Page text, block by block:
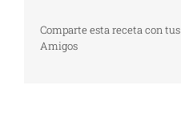
Comparte esta receta con tus
Amigos